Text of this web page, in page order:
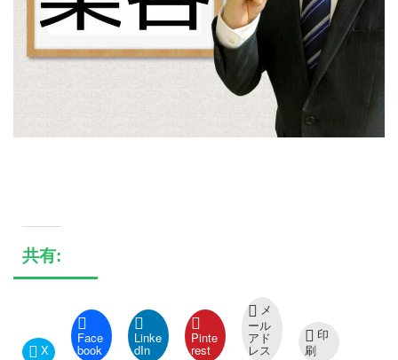
共有:
X
Face
book
Linke
dIn
Pinte
rest
メ
ール
アド
レス
印
刷